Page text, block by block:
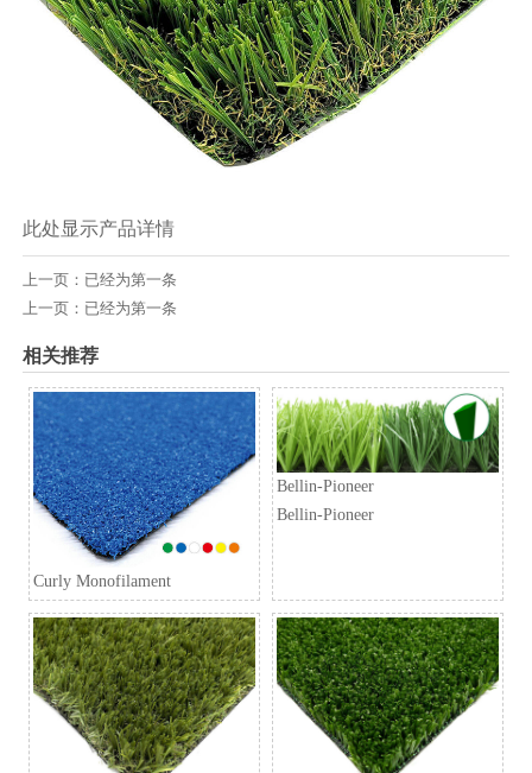
此处显示产品详情
上一页：已经为第一条
上一页：已经为第一条
相关推荐
Curly Monofilament
Bellin-Pioneer
Bellin-Pioneer